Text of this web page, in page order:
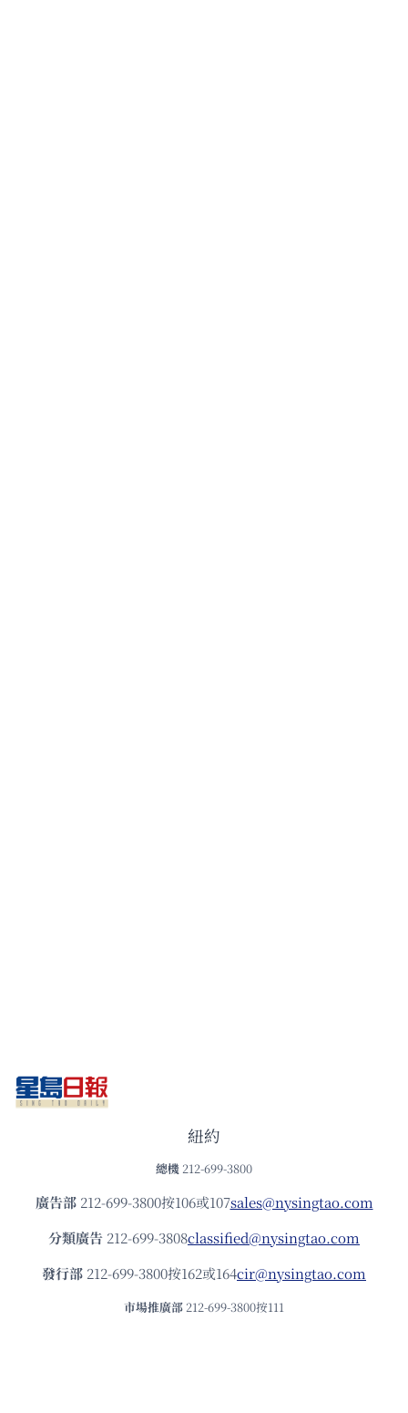
紐約
總機 212-699-3800
廣告部212-699-3800按106或107sales@nysingtao.com
分類廣告 212-699-3808classified@nysingtao.com
發⾏部 212-699-3800按162或164cir@nysingtao.com
市場推廣部 212-699-3800按111